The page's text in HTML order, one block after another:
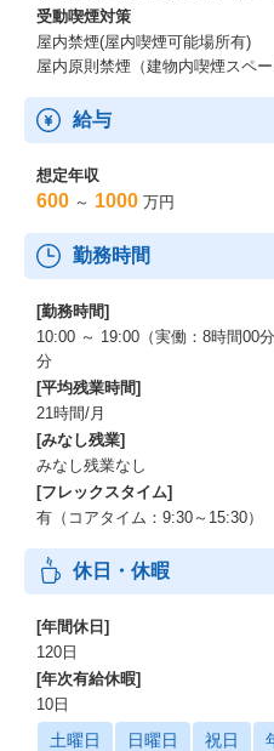
▼オウンドメディア「タイミーラ
https://lab.timee.co.jp/
▼公式note
https://note.timee.co.jp/
受動喫煙対策
屋内禁煙(屋内喫煙可能場所有)
屋内原則禁煙（建物内喫煙スペー
給与
想定年収
600 ～ 1000 万円
勤務時間
[勤務時間]
10:00 ～ 19:00（実働：8時間00
分
[平均残業時間]
21時間/月
[みなし残業]
みなし残業なし
[フレックスタイム]
有（コアタイム：9:30～15:30）
休日・休暇
[年間休日]
120日
[年次有給休暇]
10日
土曜日 日曜日 祝日